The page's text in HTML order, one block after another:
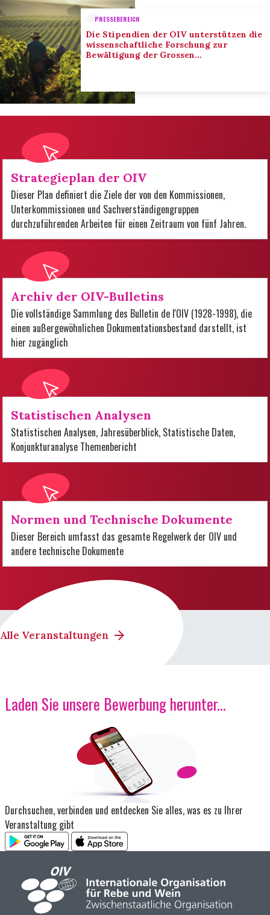
PRESSEBEREICH
Die Stipendien der OIV unterstützen die
wissenschaftliche Forschung zur
Bewältigung der Grossen
Strategieplan der OIV
Dieser Plan definiert die Ziele der von den Kommissionen,
Unterkommissionen und Sachverständigengruppen
durchzuführenden Arbeiten für einen Zeitraum von fünf Jahren.
Archiv der OIV-Bulletins
Die vollständige Sammlung des Bulletin de l'OIV (1928-1998), die
einen außergewöhnlichen Dokumentationsbestand darstellt, ist
hier zugänglich
Statistischen Analysen
Statistischen Analysen, Jahresüberblick, Statistische Daten,
Konjunkturanalyse Themenbericht
Normen und Technische Dokumente
Dieser Bereich umfasst das gesamte Regelwerk der OIV und
andere technische Dokumente
Alle Veranstaltungen
Laden Sie unsere Bewerbung herunter...
Durchsuchen, verbinden und entdecken Sie alles, was es zu Ihrer
Veranstaltung gibt